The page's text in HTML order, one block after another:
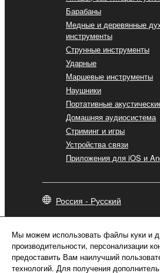
Барабаны
Медные и деревянные
инструменты
Струнные инструменты
Ударные
Маршевые инструменты
Наушники
Портативные
Домашняя аудиосистема
Стриминг и игры
Устройства связи
Приложения для iOS и
Россия - Русский
Мы можем использовать файлы куки и
производительности, персонализации
предоставить Вам наилучший
технологий. Для получения